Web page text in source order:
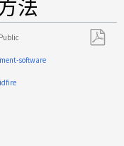
法
Public
software